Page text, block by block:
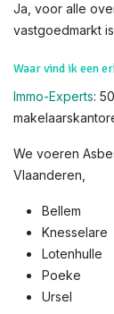
Ja, voor alle
vastgoedmarkt
Waar vind ik een
Immo-Experts:
We voeren
Vlaanderen,
Bellem
Knesselare
Lotenhulle
Poeke
Ursel